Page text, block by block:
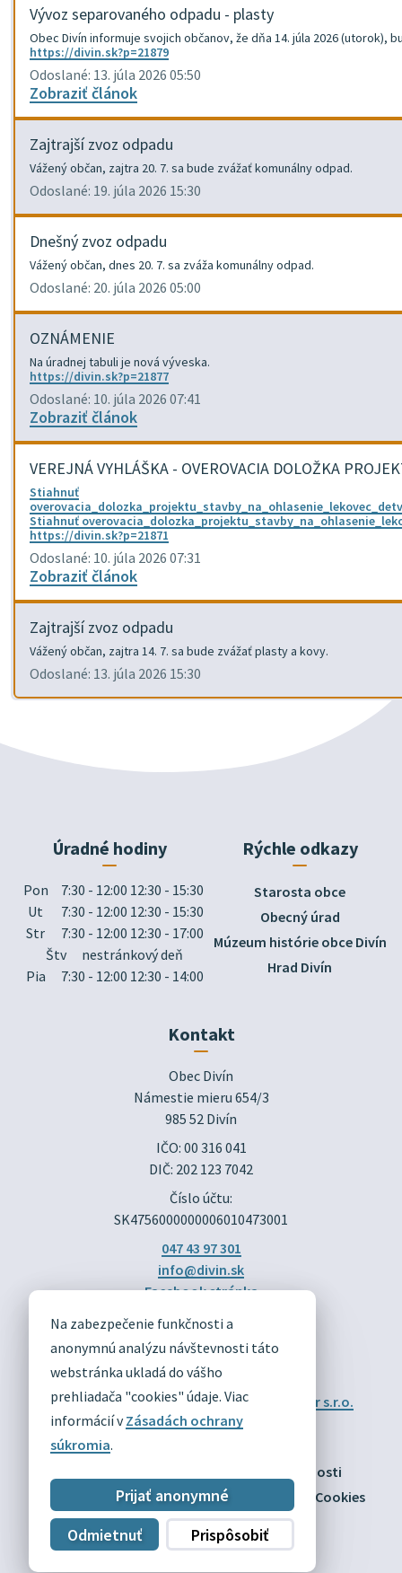
Na zabezpečenie funkčnosti a
anonymnú analýzu návštevnosti táto
webstránka ukladá do vášho
prehliadača "cookies" údaje. Viac
informácií vZásadách ochrany
súkromia.
Prijať anonymné
Odmietnuť
Prispôsobiť
Vývoz separovaného odpadu - plasty
Obec Divín informuje svojich občanov, že dňa 14. júla 2026 (utorok),
https://divin.sk?p=21879
Odoslané: 13. júla 2026 05:50
Zobraziť článok
Zajtrajší zvoz odpadu
Vážený občan, zajtra 20. 7. sa bude zvážať komunálny odpad.
Odoslané: 19. júla 2026 15:30
Dnešný zvoz odpadu
Vážený občan, dnes 20. 7. sa zváža komunálny odpad.
Odoslané: 20. júla 2026 05:00
OZNÁMENIE
Na úradnej tabuli je nová výveska.
https://divin.sk?p=21877
Odoslané: 10. júla 2026 07:41
Zobraziť článok
VEREJNÁ VYHLÁŠKA - OVEROVACIA DOLOŽKA
Stiahnuť
Stiahnuť
https://divin.sk?p=21871
Odoslané: 10. júla 2026 07:31
Zobraziť článok
Zajtrajší zvoz odpadu
Vážený občan, zajtra 14. 7. sa bude zvážať plasty a kovy.
Odoslané: 13. júla 2026 15:30
DIVÍN
OFICIÁLNE STRÁNKY
Technický prevádzkovateľ:Alphabet partner s.r.o.
Správca obsahu:Obec Divín
Posledná aktualizácia:
Vyhlásenie o prístupnosti
Zásady ochrany osobných údajov
Nastaviť Cookies
Úradné hodiny
Pon
7:30 - 12:00 12:30 - 15:30
Ut
7:30 - 12:00 12:30 - 15:30
Str
7:30 - 12:00 12:30 - 17:00
Štv
nestránkový deň
Pia
7:30 - 12:00 12:30 - 14:00
Rýchle odkazy
Starosta obce
Obecný úrad
Múzeum histórie obce Divín
Hrad Divín
Kontakt
Obec Divín
Námestie mieru 654/3
985 52 Divín
IČO: 00 316 041
DIČ: 202 123 7042
Číslo účtu:
SK4756000000006010473001
047 43 97 301
info@divin.sk
Facebook stránka